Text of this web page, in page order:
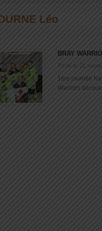
Léo
BRAY
Posté le: 21
1ère journée
Warriors